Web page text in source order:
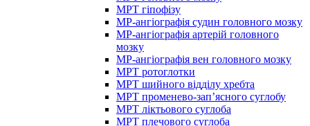
МРТ гіпофізу
МР-ангіографія судин головного мозку
МР-ангіографія артерій головного
мозку
МР-ангіографія вен головного мозку
МРТ ротоглотки
МРТ шийного відділу хребта
МРТ променево-зап’ясного суглобу
МРТ ліктьового суглоба
МРТ плечового суглоба